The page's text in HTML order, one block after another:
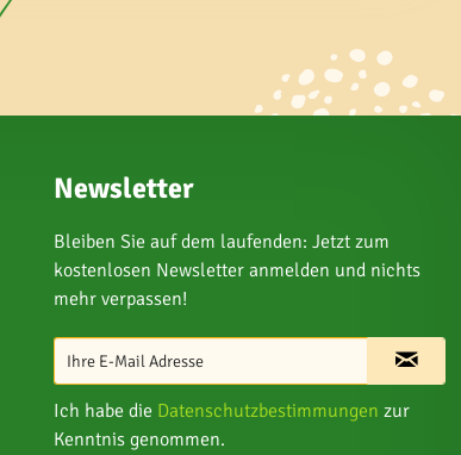
Newsletter
Bleiben Sie auf dem laufenden: Jetzt zum
kostenlosen Newsletter anmelden und nichts
mehr verpassen!
Ich habe die Datenschutzbestimmungen zur
Kenntnis genommen.